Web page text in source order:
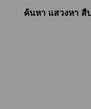
ค้นหา แสวงหา สื